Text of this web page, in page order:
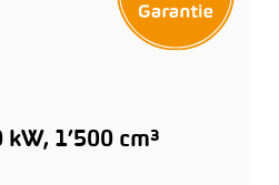
1’500 cm³